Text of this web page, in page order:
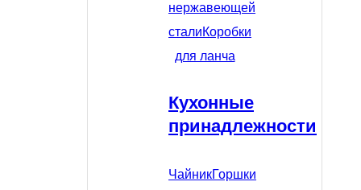
нержавеющей
сталиКоробки
для ланча
Кухонные
принадлежности
ЧайникГоршки